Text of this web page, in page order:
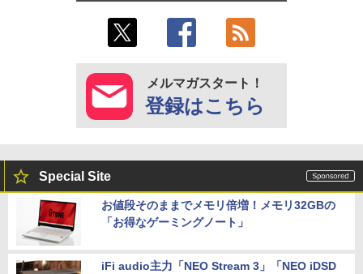
メルマガスタート！
登録はこちら
Special Site
お値段そのままでメモリ倍増！メモリ32GBの
「お得なゲーミングノート」
iFi audio主力「NEO Stream 3」「NEO iDSD